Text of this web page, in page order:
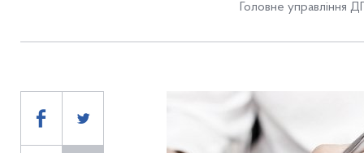
Головне управління